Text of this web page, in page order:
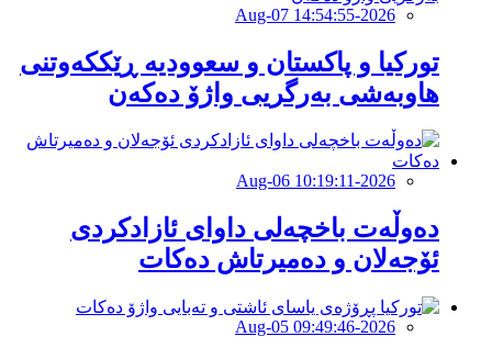
2026-Aug-07 14:54:55
تورکیا و پاکستان و سعوودیە ڕێککەوتنی
هاوبەشی بەرگریی واژۆ دەکەن
2026-Aug-06 10:19:11
دەوڵەت باخچەلی داوای ئازادکردی
ئۆجەلان و دەمیرتاش دەکات
2026-Aug-05 09:49:46